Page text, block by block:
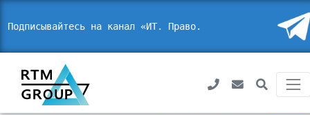
Подписывайтесь на канал «ИТ. Право. Без